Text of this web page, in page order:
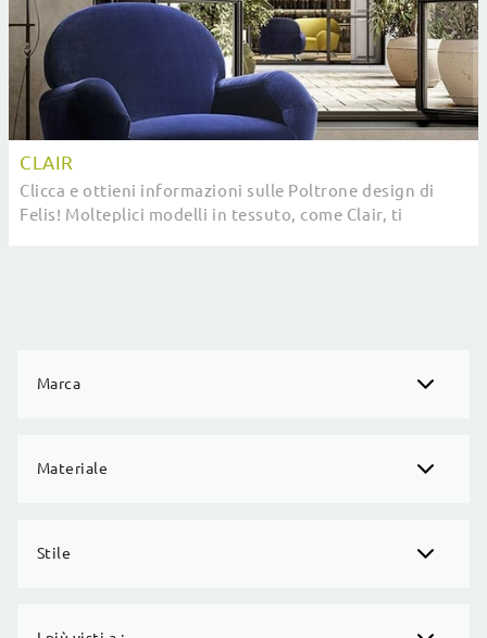
Marca
Materiale
Stile
CLAIR
Clicca e ottieni informazioni sulle Poltrone design di
Felis! Molteplici modelli in tessuto, come Clair, ti